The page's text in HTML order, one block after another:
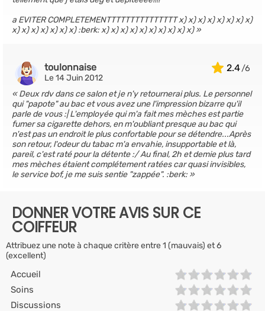
a EVITER COMPLETEMENTTTTTTTTTTTTTTT x) x) x) x) x) x) x) x)
x) x) x) x) x) x) x) :berk: x) x) x) x) x) x) x) x) x) x)
2.4
toulonnaise
Le 14 Juin 2012
Deux rdv dans ce salon et je n'y retournerai plus. Le personnel
qui "papote" au bac et vous avez une l'impression bizarre qu'il
parle de vous :| L'employée qui m'a fait mes mèches est partie
fumer sa cigarette dehors, en m'oubliant presque au bac qui
n'est pas un endroit le plus confortable pour se détendre...Après
son retour, l'odeur du tabac m'a envahie, insupportable et là,
pareil, c'est raté pour la détente :/ Au final, 2h et demie plus tard
mes mèches étaient complétement ratées car quasi invisibles,
le service bof, je me suis sentie "zappée". :berk:
DONNER VOTRE AVIS SUR CE
COIFFEUR
Attribuez une note à chaque critère entre 1 (mauvais) et 6
(excellent)
Accueil
Soins
Discussions